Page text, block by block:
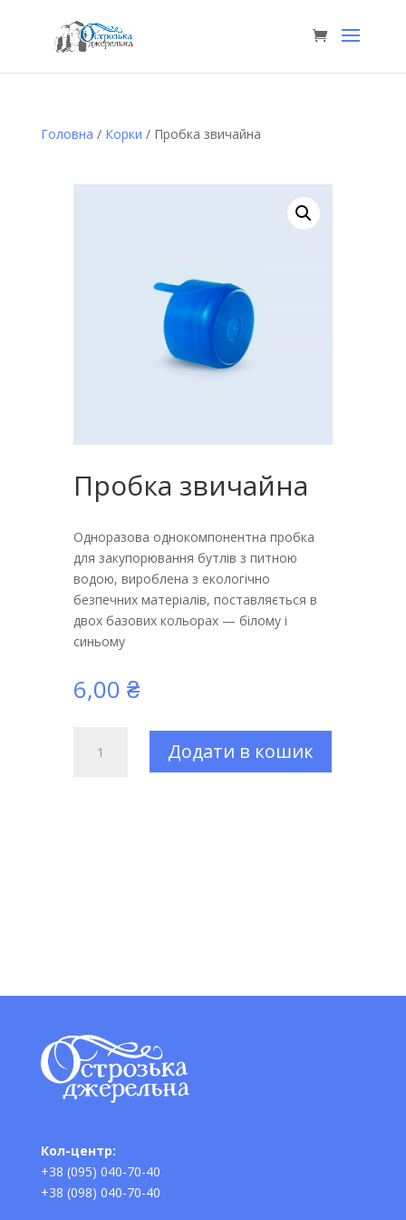
Головна / Корки / Пробка звичайна
Пробка звичайна
Одноразова однокомпонентна пробка
для закупорювання бутлів з питною
водою, вироблена з екологічно
безпечних матеріалів, поставляється в
двох базових кольорах — білому і
синьому
6,00 ₴
звичайна
Додати в кошик
Кол-центр:
+38 (095) 040-70-40
+38 (098) 040-70-40